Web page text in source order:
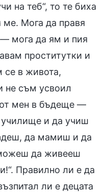
на теб“, то те биха
ме. Мога да правя
мога да ям и пия
проститутки и
се в живота,
не съм усвоил
мен в бъдеще —
и да учиш
да мамиш и да
да живееш
Правилно ли е да
ли е децата